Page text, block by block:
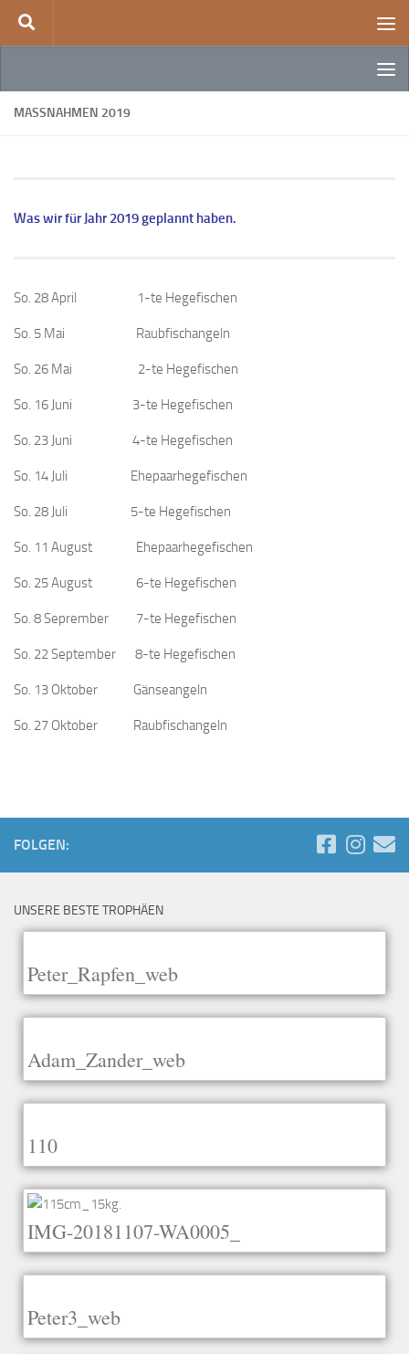
Zum Inhalt springen
MASSNAHMEN 2019
Was wir für Jahr 2019 geplannt haben.
So. 28 April 1-te Hegefischen
So. 5 Mai Raubfischangeln
So. 26 Mai 2-te Hegefischen
So. 16 Juni 3-te Hegefischen
So. 23 Juni 4-te Hegefischen
So. 14 Juli Ehepaarhegefischen
So. 28 Juli 5-te Hegefischen
So. 11 August Ehepaarhegefischen
So. 25 August 6-te Hegefischen
So. 8 Seprember 7-te Hegefischen
So. 22 September 8-te Hegefischen
So. 13 Oktober Gänseangeln
So. 27 Oktober Raubfischangeln
FOLGEN:
UNSERE BESTE TROPHÄEN
Peter_Rapfen_web
Adam_Zander_web
110
IMG-20181107-WA0005_
Peter3_web